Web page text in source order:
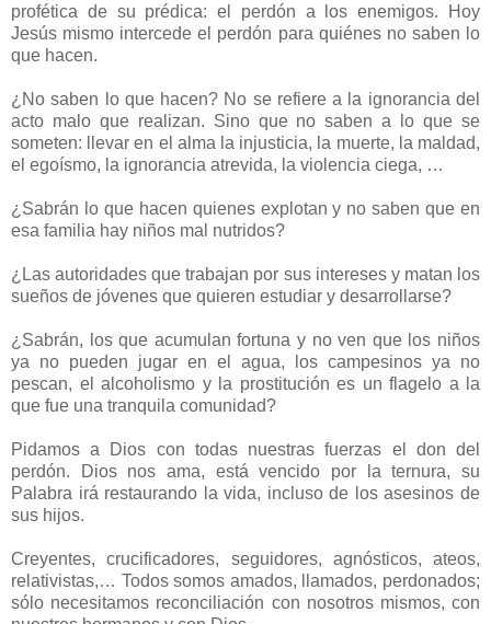
profética de su prédica: el perdón a los enemigos. Hoy
Jesús mismo intercede el perdón para quiénes no saben lo
que hacen.
¿No saben lo que hacen? No se refiere a la ignorancia del
acto malo que realizan. Sino que no saben a lo que se
someten: llevar en el alma la injusticia, la muerte, la maldad,
el egoísmo, la ignorancia atrevida, la violencia ciega, …
¿Sabrán lo que hacen quienes explotan y no saben que en
esa familia hay niños mal nutridos?
¿Las autoridades que trabajan por sus intereses y matan los
sueños de jóvenes que quieren estudiar y desarrollarse?
¿Sabrán, los que acumulan fortuna y no ven que los niños
ya no pueden jugar en el agua, los campesinos ya no
pescan, el alcoholismo y la prostitución es un flagelo a la
que fue una tranquila comunidad?
Pidamos a Dios con todas nuestras fuerzas el don del
perdón. Dios nos ama, está vencido por la ternura, su
Palabra irá restaurando la vida, incluso de los asesinos de
sus hijos.
Creyentes, crucificadores, seguidores, agnósticos, ateos,
relativistas,… Todos somos amados, llamados, perdonados;
sólo necesitamos reconciliación con nosotros mismos, con